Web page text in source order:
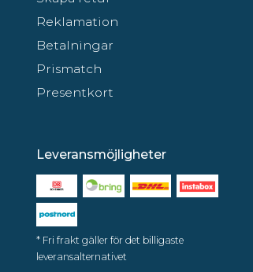
Reklamation
Betalningar
Prismatch
Presentkort
Leveransmöjligheter
* Fri frakt gäller för det billigaste
leveransalternativet